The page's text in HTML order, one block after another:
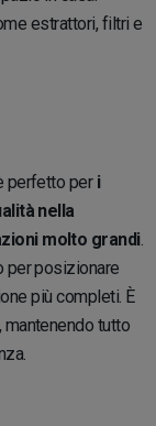
estrattori, filtri e
perfetto per i
nella
molto grandi.
per posizionare
più completi. È
tutto